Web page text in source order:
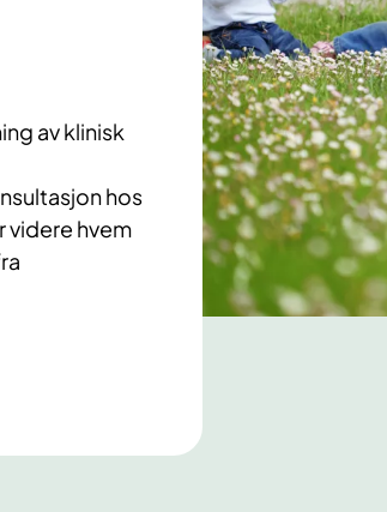
av klinisk
hos
videre hvem